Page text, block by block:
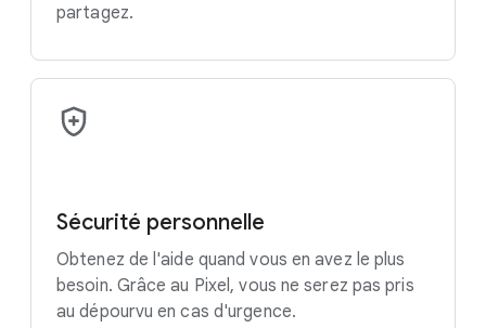
partagez.
Sécurité personnelle
Obtenez de l'aide quand vous en avez le plus
besoin. Grâce au Pixel, vous ne serez pas pris
au dépourvu en cas d'urgence.